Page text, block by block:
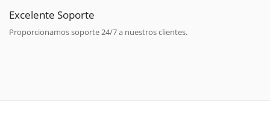
Excelente Soporte
Proporcionamos soporte 24/7 a nuestros clientes.